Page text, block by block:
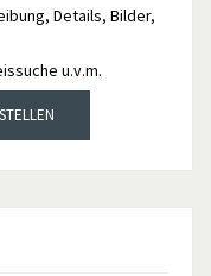
Details, Bilder,
u.v.m.